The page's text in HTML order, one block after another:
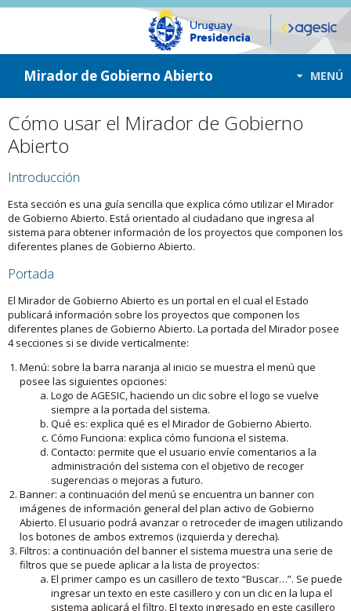
ir a contenido
ir al menú
Mirador de Gobierno Abierto MENÚ
Cómo usar el Mirador de Gobierno
Abierto
Introducción
Esta sección es una guía sencilla que explica cómo utilizar el Mirador
de Gobierno Abierto. Está orientado al ciudadano que ingresa al
sistema para obtener información de los proyectos que componen los
diferentes planes de Gobierno Abierto.
Portada
El Mirador de Gobierno Abierto es un portal en el cual el Estado
publicará información sobre los proyectos que componen los
diferentes planes de Gobierno Abierto. La portada del Mirador posee
4 secciones si se divide verticalmente:
Menú: sobre la barra naranja al inicio se muestra el menú que
posee las siguientes opciones:
Logo de AGESIC, haciendo un clic sobre el logo se vuelve
siempre a la portada del sistema.
Qué es: explica qué es el Mirador de Gobierno Abierto.
Cómo Funciona: explica cómo funciona el sistema.
Contacto: permite que el usuario envíe comentarios a la
administración del sistema con el objetivo de recoger
sugerencias o mejoras a futuro.
Banner: a continuación del menú se encuentra un banner con
imágenes de información general del plan activo de Gobierno
Abierto. El usuario podrá avanzar o retroceder de imagen utilizando
los botones de ambos extremos (izquierda y derecha).
Filtros: a continuación del banner el sistema muestra una serie de
filtros que se puede aplicar a la lista de proyectos:
El primer campo es un casillero de texto “Buscar…”. Se puede
ingresar un texto en este casillero y con un clic en la lupa el
sistema aplicará el filtro. El texto ingresado en este casillero